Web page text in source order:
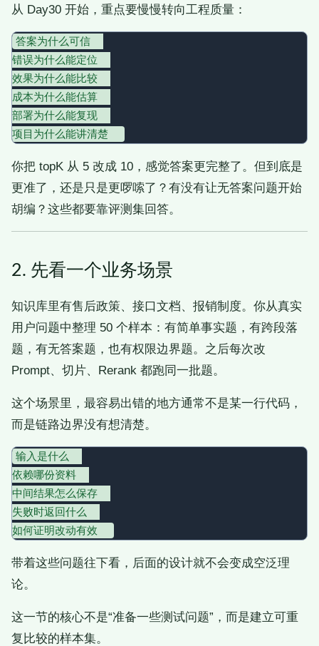
从 Day30 开始，重点要慢慢转向工程质量：
答案为什么可信
错误为什么能定位
效果为什么能比较
成本为什么能估算
部署为什么能复现
你把 topK 从 5 改成 10，感觉答案更完整了。但到底是
更准了，还是只是更啰嗦了？有没有让无答案问题开始
胡编？这些都要靠评测集回答。
2. 先看一个业务场景
知识库里有售后政策、接口文档、报销制度。你从真实
用户问题中整理 50 个样本：有简单事实题，有跨段落
题，有无答案题，也有权限边界题。之后每次改
Prompt、切片、Rerank 都跑同一批题。
这个场景里，最容易出错的地方通常不是某一行代码，
而是链路边界没有想清楚。
输入是什么
依赖哪份资料
中间结果怎么保存
失败时返回什么
带着这些问题往下看，后面的设计就不会变成空泛理
论。
这一节的核心不是“准备一些测试问题”，而是建立可重
复比较的样本集。